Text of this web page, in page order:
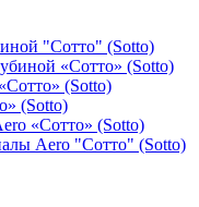
"Сотто" (Sotto)
«Сотто» (Sotto)
(Sotto)
(Sotto)
«Сотто» (Sotto)
Aero "Сотто" (Sotto)